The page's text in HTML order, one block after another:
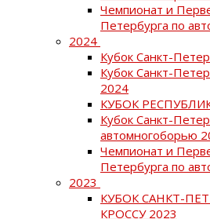
Чемпионат и
Петербурга по
2024
Кубок Санкт-
Кубок Санкт-
2024
КУБОК
Кубок Санкт-
автомногоборью
Чемпионат и
Петербурга по
2023
КУБОК САНКТ-
КРОССУ 2023